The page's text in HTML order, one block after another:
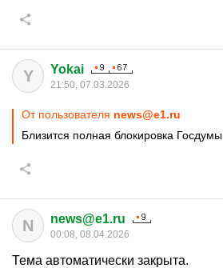
Y Yokai
21:50, 07.03.2026
От пользователя news@e1.ru
Близится полная блокировка Госдумы
N news@e1.ru
00:08, 08.04.2026
Тема автоматически закрыта.